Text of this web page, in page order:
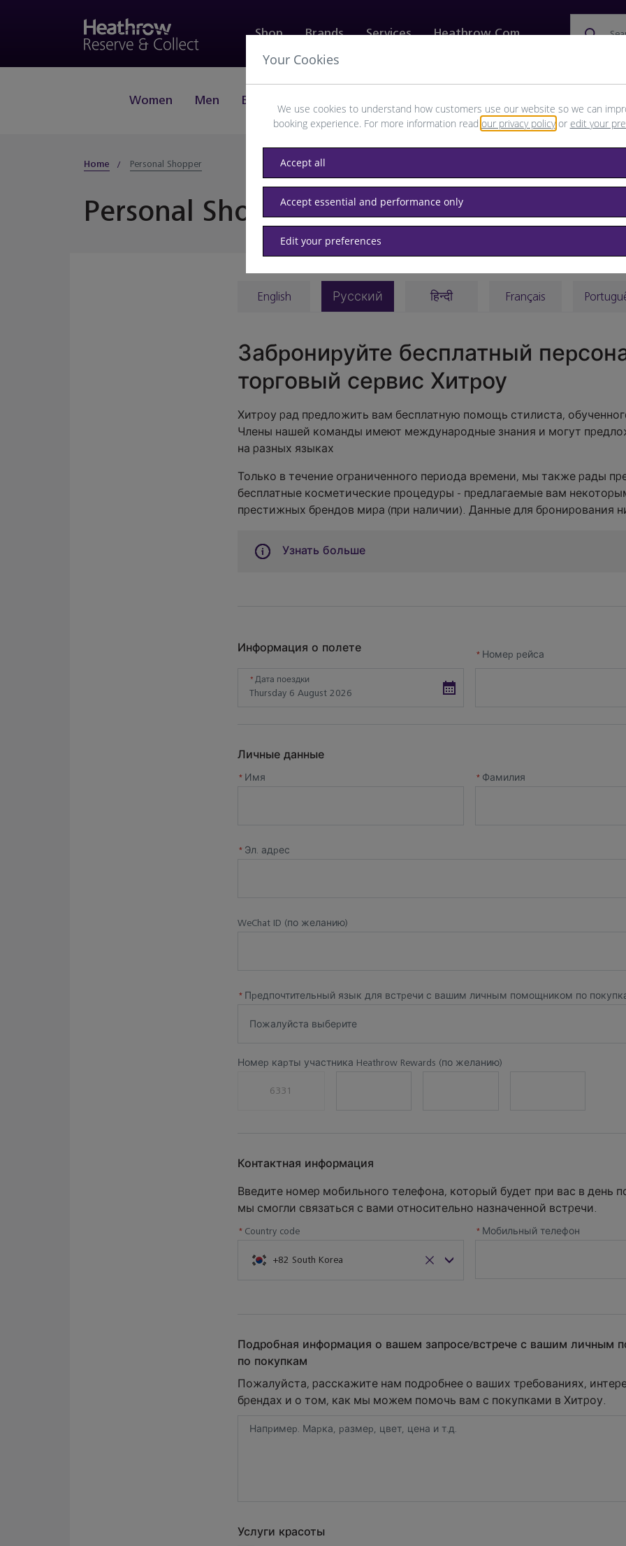
Shop
Women Men Beauty
Brands Services Heathrow.com
Home Personal Shopper
Personal Shopper
English Русский हिन्दी Français
Забронируйте бесплатный
торговый сервис Хитроу
Хитроу рад предложить вам бесплатную помощь стилиста,
Члены нашей команды имеют международные знания и могут
на разных языках
Только в течение ограниченного периода времени, мы также рады
бесплатные косметические процедуры - предлагаемые вам
престижных брендов мира (при наличии). Данные для бронирования
Узнать больше
Ключевые преимущества
Быстрый и эффективный сервис покупок
Резервирование запрошенных марок и/или изделий
Возможность заранее забронировать бьюти-процедуру в день
форму
аккредитованному
косметический
уход
после
Информация о полете
* Дата поездки
* Номер рейса
Личные данные
* Имя * Фамилия
* Эл. адрес
WeChat ID (по желанию)
* Предпочтительный язык для встречи с вашим личным помощником по
Пожалуйста выберите
Номер карты участника Heathrow Rewards (по желанию)
Контактная информация
Введите номер мобильного телефона, который будет при вас в день
мы смогли связаться с вами относительно назначенной встречи.
* Country code * Мобильный телефон
Подробная информация о вашем запросе/встрече с вашим личным
по покупкам
Пожалуйста, расскажите нам подробнее о ваших требованиях,
брендах и о том, как мы можем помочь вам с покупками в Хитроу.
Услуги красоты
Your Cookies
We use cookies to understand how customers use our website so we can
booking experience. For more information read our privacy policyor edit your
Accept all
Accept essential and performance only
Edit your preferences